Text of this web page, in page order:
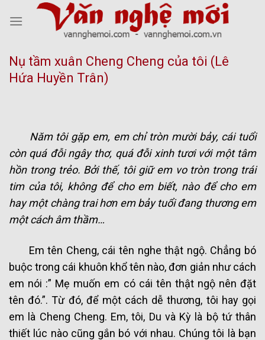
Nụ tầm xuân Cheng Cheng của tôi (Lê
Hứa Huyền Trân)
Năm tôi gặp em, em chỉ tròn mười bảy, cái tuổi
còn quá đỗi ngây thơ, quá đỗi xinh tươi với một tâm
hồn trong trẻo. Bởi thế, tôi giữ em vo tròn trong trái
tim của tôi, không để cho em biết, nào để cho em
hay một chàng trai hơn em bảy tuổi đang thương em
một cách âm thầm…
Em tên Cheng, cái tên nghe thật ngộ. Chẳng bó
buộc trong cái khuôn khổ tên nào, đơn giản như cách
em nói :” Mẹ muốn em có cái tên thật ngộ nên đặt
tên đó.”. Từ đó, để một cách dễ thương, tôi hay gọi
em là Cheng Cheng. Em, tôi, Du và Kỳ là bộ tứ thân
thiết lúc nào cũng gắn bó với nhau. Chúng tôi là bạn